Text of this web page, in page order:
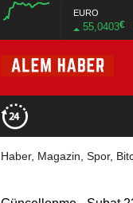
EURO
55,0403€
Haber, Magazin, Spor,